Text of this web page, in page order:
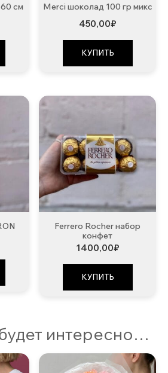
см Merci шоколад 100 гр микс
450,00₽
КУПИТЬ
Ferrero Rocher набор
конфет
1400,00₽
КУПИТЬ
интересно…